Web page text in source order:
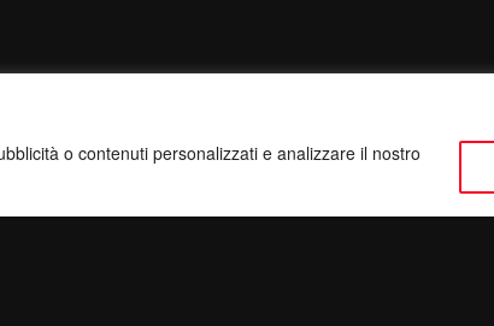
o contenuti personalizzati e analizzare il nostro